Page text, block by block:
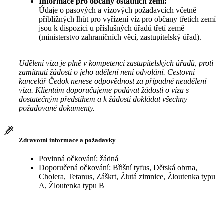
Údaje o pasových a vízových požadavcích včetně
přibližných lhůt pro vyřízení víz pro občany třetích zemí
jsou k dispozici u příslušných úřadů třetí země
(ministerstvo zahraničních věcí, zastupitelský úřad).
Udělení víza je plně v kompetenci zastupitelských úřadů, proti
zamítnutí žádosti o jeho udělení není odvolání. Cestovní
kancelář Čedok nenese odpovědnost za případné neudělení
víza. Klientům doporučujeme podávat žádosti o víza s
dostatečným předstihem a k žádosti dokládat všechny
požadované dokumenty.
Zdravotní informace a požadavky
Povinná očkování: žádná
Doporučená očkování: Břišní tyfus, Dětská obrna,
Cholera, Tetanus, Záškrt, Žlutá zimnice, Žloutenka typu
A, Žloutenka typu B